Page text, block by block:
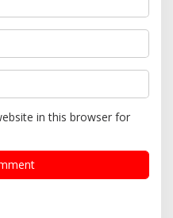
in this browser for